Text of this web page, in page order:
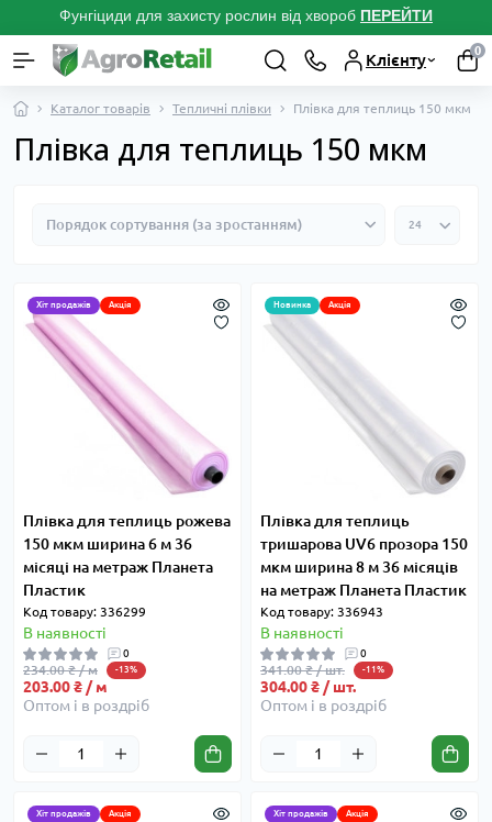
Фунгіциди для захисту рослин від хвороб ПЕРЕЙТИ
Клієнту
0
Каталог товарів Тепличні плівки Плівка для теплиць 150 мкм
Плівка для теплиць 150 мкм
Хіт продажів Акція
Плівка для теплиць рожева
150 мкм ширина 6 м 36
місяці на метраж Планета
Пластик
Код товару: 336299
В наявності
0
234.00 ₴ / м -13%
203.00 ₴ / м
Оптом і в роздріб
Новинка Акція
Плівка для теплиць
тришарова UV6 прозора 150
мкм ширина 8 м 36 місяців
на метраж Планета Пластик
Код товару: 336943
В наявності
0
341.00 ₴ / шт. -11%
304.00 ₴ / шт.
Оптом і в роздріб
Хіт продажів Акція Хіт продажів Акція